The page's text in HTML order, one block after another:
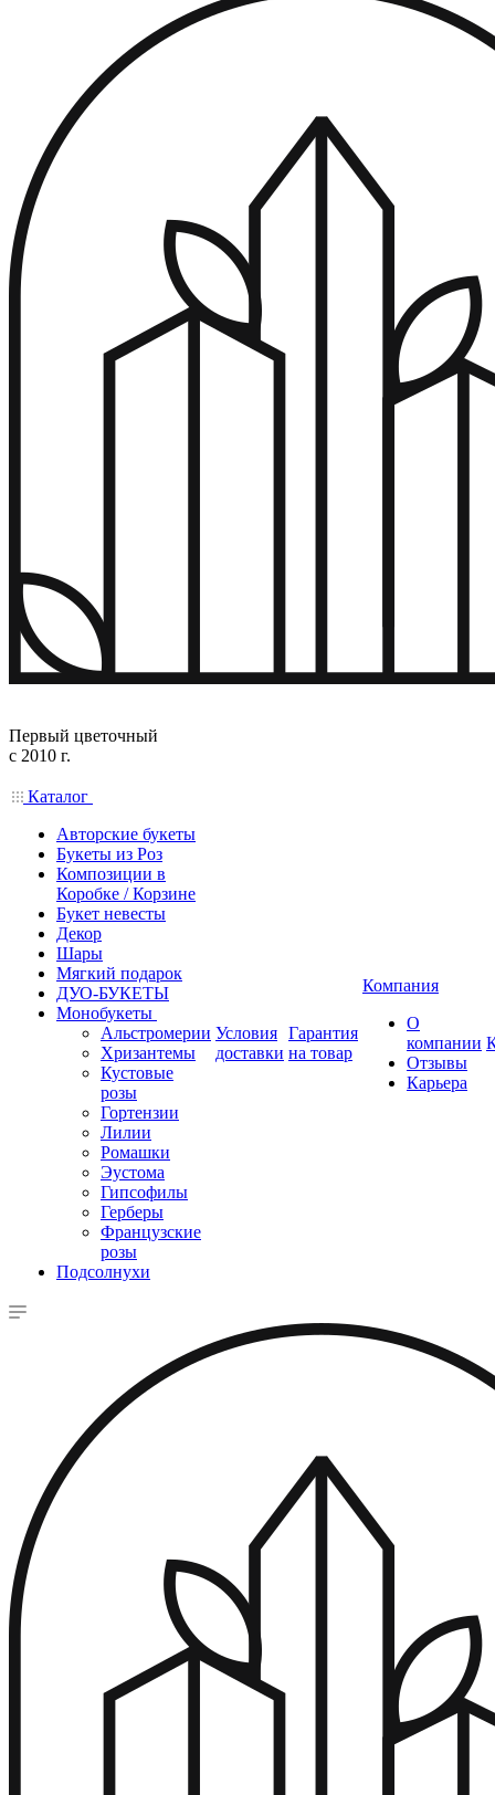
Первый цветочный
с 2010 г.
Каталог
Авторские букеты
Букеты из Роз
Композиции в
Коробке / Корзине
Букет невесты
Декор
Шары
Мягкий подарок
ДУО-БУКЕТЫ
Монобукеты
Альстромерии
Хризантемы
Кустовые
розы
Гортензии
Лилии
Ромашки
Эустома
Гипсофилы
Герберы
Французские
розы
Подсолнухи
Условия
доставки
Гарантия
на товар
Компания
О
компании
Отзывы
Карьера